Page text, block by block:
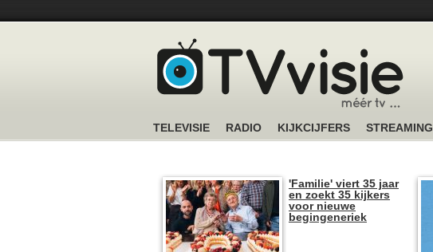
TELEVISIE RADIO KIJKCIJFERS STREAMING
'Familie' viert 35 jaar
en zoekt 35 kijkers
voor nieuwe
begingeneriek